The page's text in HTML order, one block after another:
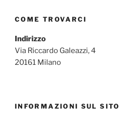
COME TROVARCI
Indirizzo
Via Riccardo Galeazzi, 4
20161 Milano
INFORMAZIONI SUL SITO